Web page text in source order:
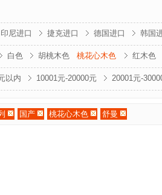
印尼进口 捷克进口 德国进口 韩国
白色 胡桃木色 桃花心木色 红木色
以内 10001元-20000元 20001元-
国产 桃花心木色 舒曼